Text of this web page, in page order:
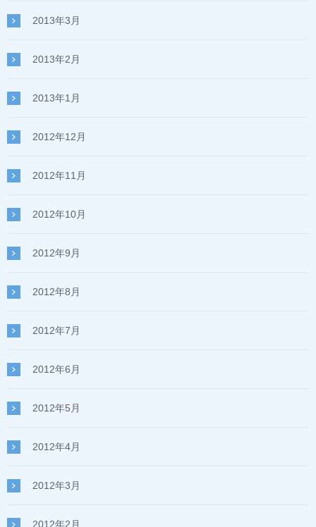
2013年3月
2013年2月
2013年1月
2012年12月
2012年11月
2012年10月
2012年9月
2012年8月
2012年7月
2012年6月
2012年5月
2012年4月
2012年3月
2012年2月